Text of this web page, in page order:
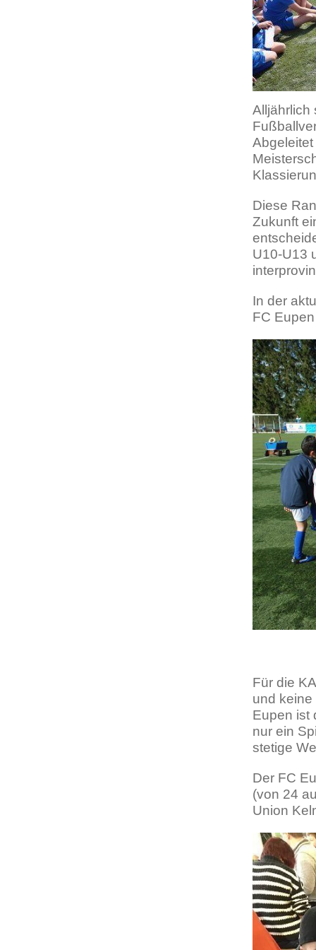
Alljährlich
Diese
Zukunft
U10-U13
In der
FC
Für die
und
Eupen ist
nur ein
stetige
Der FC
(von 24
Union